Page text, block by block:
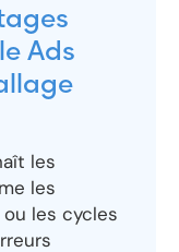
Ads
les
les
ou les cycles